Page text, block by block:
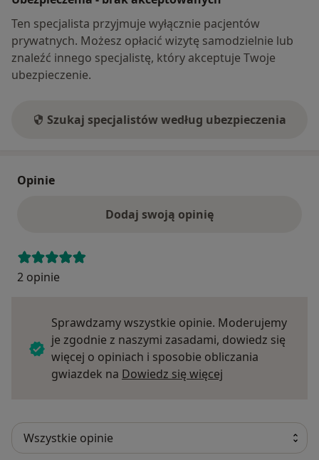
Ten specjalista przyjmuje wyłącznie pacjentów
prywatnych. Możesz opłacić wizytę samodzielnie lub
znaleźć innego specjalistę, który akceptuje Twoje
ubezpieczenie.
Szukaj specjalistów według ubezpieczenia
Opinie
Dodaj swoją opinię
2 opinie
Sprawdzamy wszystkie opinie. Moderujemy
je zgodnie z naszymi zasadami, dowiedz się
więcej o opiniach i sposobie obliczania
gwiazdek na Dowiedz się więcej